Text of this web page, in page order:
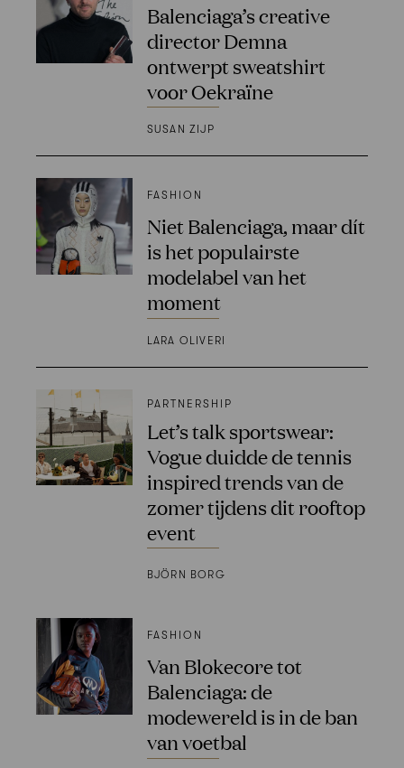
Balenciaga’s creative
director Demna
ontwerpt sweatshirt
voor Oekraïne
SUSAN ZIJP
FASHION
Niet Balenciaga, maar dít
is het populairste
modelabel van het
moment
LARA OLIVERI
PARTNERSHIP
Let’s talk sportswear:
Vogue duidde de tennis
inspired trends van de
zomer tijdens dit rooftop
event
BJÖRN BORG
FASHION
Van Blokecore tot
Balenciaga: de
modewereld is in de ban
van voetbal